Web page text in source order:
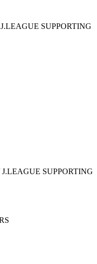
SUPPORTING
SUPPORTING